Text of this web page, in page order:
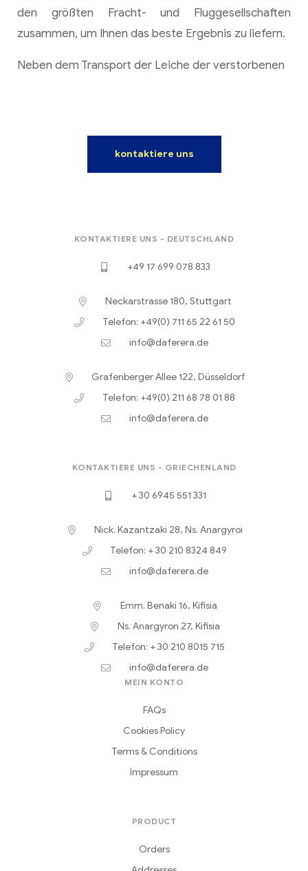
den größten Fracht- und Fluggesellschaften
zusammen, um Ihnen das beste Ergebnis zu liefern.
Neben dem Transport der Leiche der verstorbenen
kontaktiere uns
KONTAKTIERE UNS - DEUTSCHLAND
+49 17 699 078 833
Neckarstrasse 180, Stuttgart
Telefon: +49(0) 711 65 22 61 50
info@daferera.de
Grafenberger Allee 122, Düsseldorf
Telefon: +49(0) 211 68 78 01 88
info@daferera.de
KONTAKTIERE UNS - GRIECHENLAND
+ 30 6945 551 331
Nick. Kazantzaki 28, Ns. Anargyroi
Telefon: + 30 210 8324 849
info@daferera.de
Emm. Benaki 16, Kifisia
Ns. Anargyron 27, Kifisia
Telefon: + 30 210 8015 715
info@daferera.de
MEIN KONTO
FAQs
Cookies Policy
Terms & Conditions
Impressum
PRODUCT
Orders